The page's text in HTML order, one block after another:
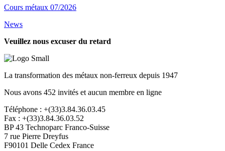
Cours métaux 07/2026
News
Veuillez nous excuser du retard
La transformation des métaux non-ferreux depuis 1947
Nous avons 452 invités et aucun membre en ligne
Téléphone : +(33)3.84.36.03.45
Fax : +(33)3.84.36.03.52
BP 43 Technoparc Franco-Suisse
7 rue Pierre Dreyfus
F90101 Delle Cedex France